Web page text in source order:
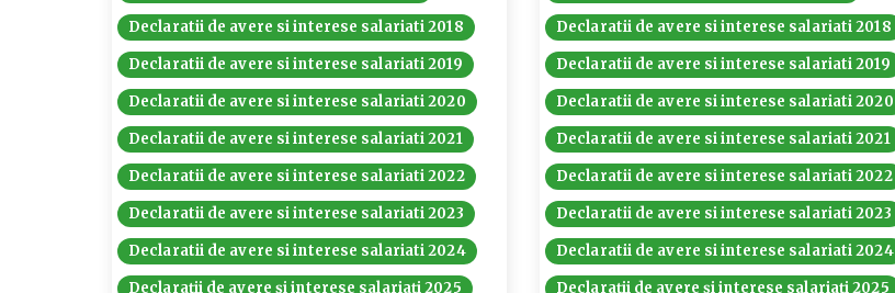
Declaratii de avere si interese salariati 2018
Declaratii de avere si interese salariati 2019
Declaratii de avere si interese salariati 2020
Declaratii de avere si interese salariati 2021
Declaratii de avere si interese salariati 2022
Declaratii de avere si interese salariati 2023
Declaratii de avere si interese salariati 2024
Declarații de avere și interese salariați 2025
Declaratii de avere si interese salariati 2018
Declaratii de avere si interese salariati 2019
Declaratii de avere si interese salariati 2020
Declaratii de avere si interese salariati 2021
Declaratii de avere si interese salariati 2022
Declaratii de avere si interese salariati 2023
Declaratii de avere si interese salariati 2024
Declarații de avere și interese salariați 2025